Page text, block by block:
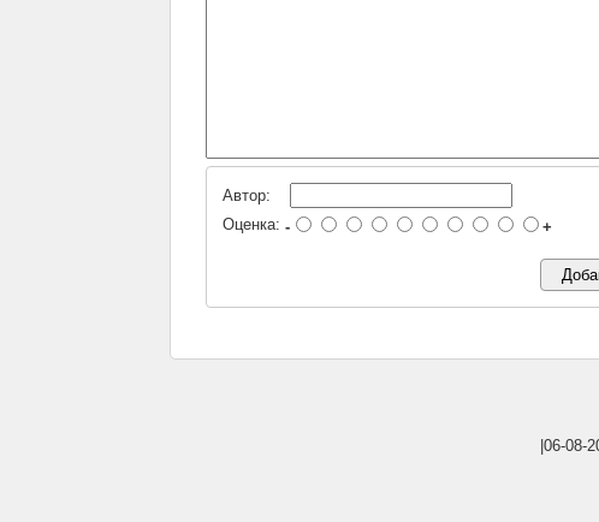
Автор:
Оценка: - +
|06-08-